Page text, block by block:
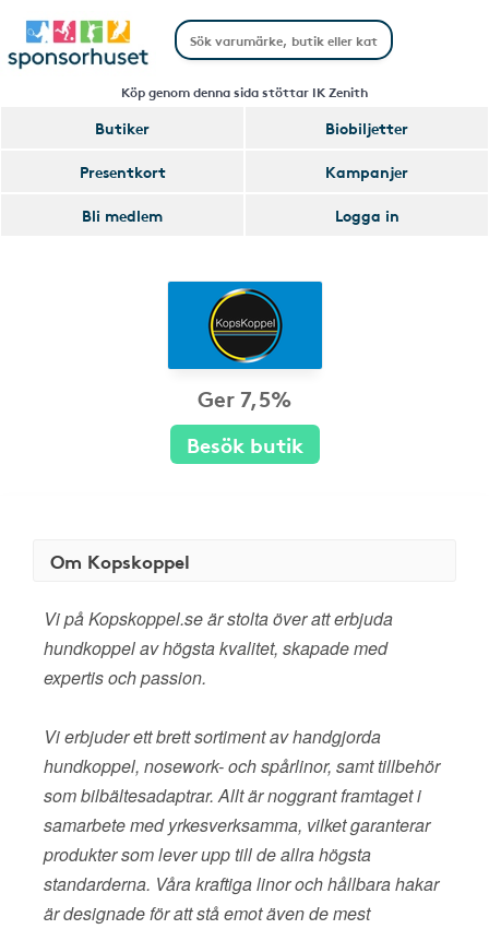
Köp genom denna sida stöttar IK Zenith
Butiker
Biobiljetter
Presentkort
Kampanjer
Bli medlem
Logga in
Ger 7,5%
Besök butik
Om Kopskoppel
Vi på Kopskoppel.se är stolta över att erbjuda
hundkoppel av högsta kvalitet, skapade med
expertis och passion.
Vi erbjuder ett brett sortiment av handgjorda
hundkoppel, nosework- och spårlinor, samt tillbehör
som bilbältesadaptrar. Allt är noggrant framtaget i
samarbete med yrkesverksamma, vilket garanterar
produkter som lever upp till de allra högsta
standarderna. Våra kraftiga linor och hållbara hakar
är designade för att stå emot även de mest